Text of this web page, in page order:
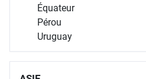
Équateur
Pérou
Uruguay